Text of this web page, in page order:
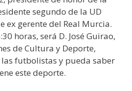
segundo de la UD
ex gerente del Real Murcia.
horas, será D. José Guirao,
de Cultura y Deporte,
futbolistas y pueda saber
este deporte.